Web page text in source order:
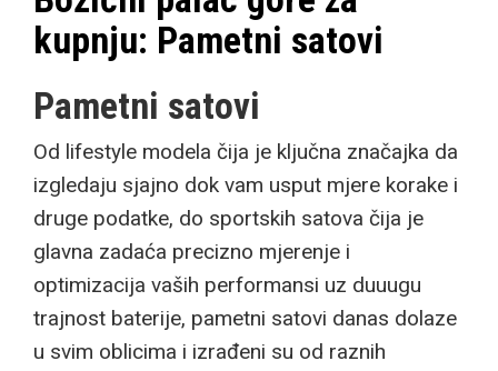
kupnju: Pametni satovi
Pametni satovi
Od lifestyle modela čija je ključna značajka da
izgledaju sjajno dok vam usput mjere korake i
druge podatke, do sportskih satova čija je
glavna zadaća precizno mjerenje i
optimizacija vaših performansi uz duuugu
trajnost baterije, pametni satovi danas dolaze
u svim oblicima i izrađeni su od raznih